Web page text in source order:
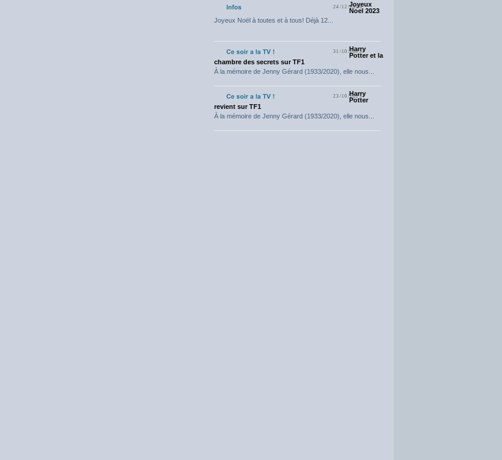
24/12/2023
Joyeux
Noel 2023
Joyeux Noël à toutes et à tous! Déjà 12...
31/10/2023
Harry
Potter et la
chambre des secrets sur TF1
À la mémoire de Jenny Gérard (1933/2020), elle nous...
23/10/2023
Harry
Potter
revient sur TF1
À la mémoire de Jenny Gérard (1933/2020), elle nous...